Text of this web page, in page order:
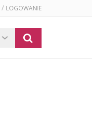
/ LOGOWANIE